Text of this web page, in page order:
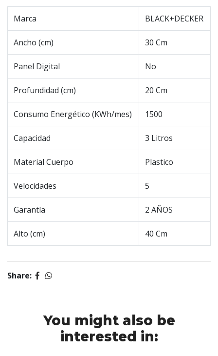
Marca BLACK+DECKER
Ancho (cm) 30 Cm
Panel Digital No
Profundidad (cm) 20 Cm
Consumo Energético (KWh/mes) 1500
Capacidad 3 Litros
Material Cuerpo Plastico
Velocidades 5
Garantía 2 AÑOS
Alto (cm) 40 Cm
Share:
You might also be
interested in: